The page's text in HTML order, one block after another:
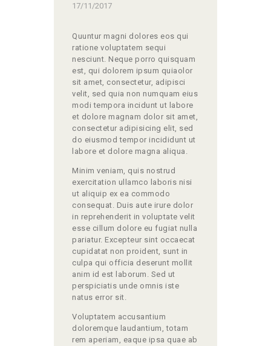
17/11/2017
Quuntur magni dolores eos qui
ratione voluptatem sequi
nesciunt. Neque porro quisquam
est, qui dolorem ipsum quiaolor
sit amet, consectetur, adipisci
velit, sed quia non numquam eius
modi tempora incidunt ut labore
et dolore magnam dolor sit amet,
consectetur adipisicing elit, sed
do eiusmod tempor incididunt ut
labore et dolore magna aliqua.
Minim veniam, quis nostrud
exercitation ullamco laboris nisi
ut aliquip ex ea commodo
consequat. Duis aute irure dolor
in reprehenderit in voluptate velit
esse cillum dolore eu fugiat nulla
pariatur. Excepteur sint occaecat
cupidatat non proident, sunt in
culpa qui officia deserunt mollit
anim id est laborum. Sed ut
perspiciatis unde omnis iste
natus error sit.
Voluptatem accusantium
doloremque laudantium, totam
rem aperiam, eaque ipsa quae ab